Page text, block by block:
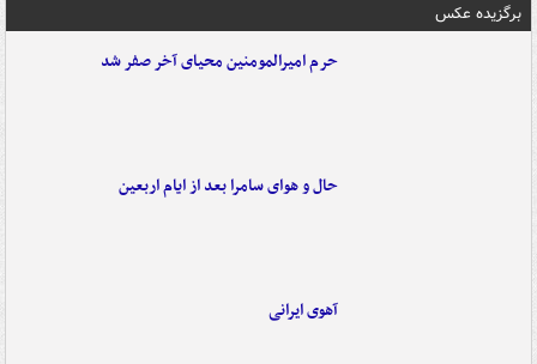
برگزیده عکس
حرم امیرالمومنین محیای آخر صفر شد
حال و هوای سامرا بعد از ایام اربعین
آهوی ایرانی